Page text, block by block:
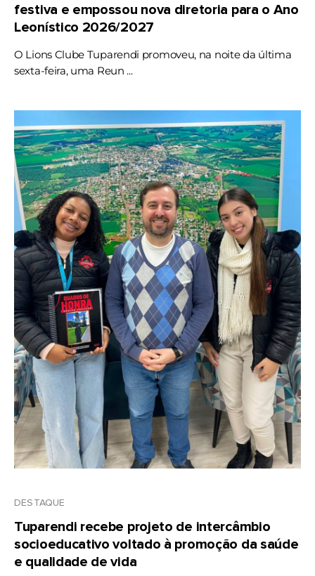
festiva e empossou nova diretoria para o Ano
Leonístico 2026/2027
O Lions Clube Tuparendi promoveu, na noite da última
sexta-feira, uma Reun ...
DESTAQUE
Tuparendi recebe projeto de intercâmbio
socioeducativo voltado à promoção da saúde
e qualidade de vida